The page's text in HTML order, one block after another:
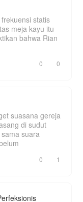
kayu atuh, Neng..."
ada, Kang? Aku
Neng. Kalau mau
meja kayu itu
bahwa Rian
0 0
suasana gereja
di sudut
suara
0 1